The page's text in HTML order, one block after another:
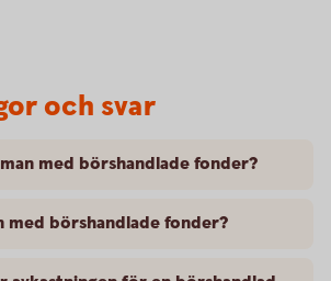
och svar
med börshandlade fonder?
med börshandlade fonder?